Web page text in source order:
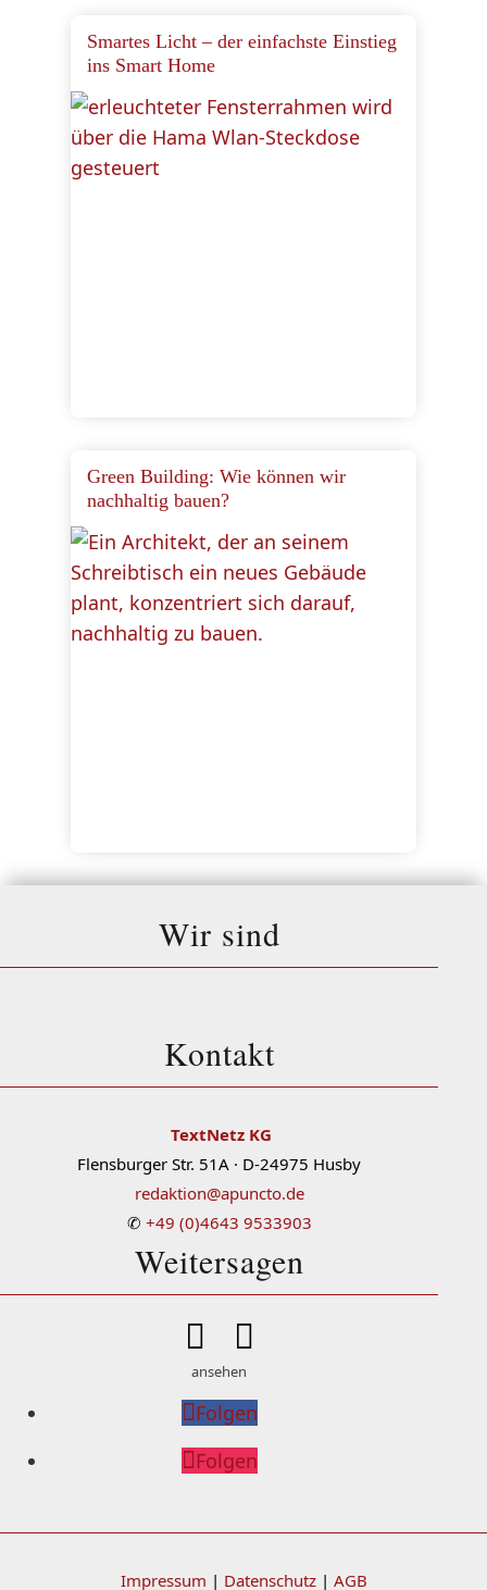
Smartes Licht – der einfachste Einstieg
ins Smart Home
Green Building: Wie können wir
nachhaltig bauen?
Wir sind
Kontakt
TextNetz KG
Flensburger Str. 51A · D-24975 Husby
redaktion@apuncto.de
✆ +49 (0)4643 9533903
Weitersagen
 
ansehen
Folgen
Folgen
Impressum | Datenschutz| AGB